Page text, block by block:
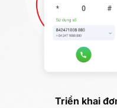
Triển khai